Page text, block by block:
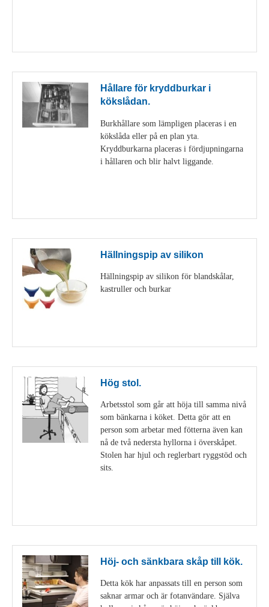
Hållare för kryddburkar i
kökslådan.
Burkhållare som lämpligen placeras i en
kökslåda eller på en plan yta.
Kryddburkarna placeras i fördjupningarna
i hållaren och blir halvt liggande.
Hällningspip av silikon
Hällningspip av silikon för blandskålar,
kastruller och burkar
Hög stol.
Arbetsstol som går att höja till samma nivå
som bänkarna i köket. Detta gör att en
person som arbetar med fötterna även kan
nå de två nedersta hyllorna i överskåpet.
Stolen har hjul och reglerbart ryggstöd och
sits.
Höj- och sänkbara skåp till kök.
Detta kök har anpassats till en person som
saknar armar och är fotanvändare. Själva